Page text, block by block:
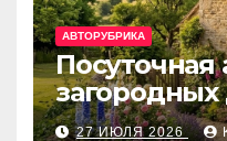
АВТОРУБРИКА
Посуточная
отдыха
27 ИЮЛЯ 2026